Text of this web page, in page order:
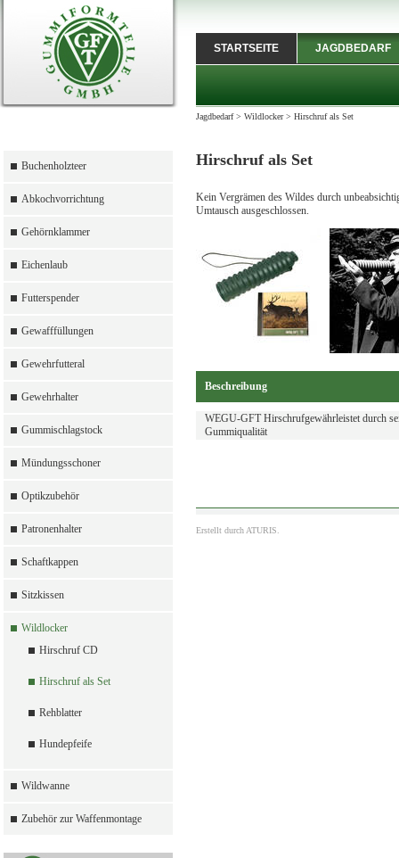
Buchenholzteer
Abkochvorrichtung
Gehörnklammer
Eichenlaub
Futterspender
Gewafffüllungen
Gewehrfutteral
Gewehrhalter
Gummischlagstock
Mündungsschoner
Optikzubehör
Patronenhalter
Schaftkappen
Sitzkissen
Wildlocker
Hirschruf CD
Hirschruf als Set
Rehblatter
Hundepfeife
Wildwanne
Zubehör zur Waffenmontage
STARTSEITE JAGDBEDARF
Jagdbedarf> Wildlocker> Hirschruf als Set
Hirschruf als Set
Kein Vergrämen des Wildes durch
Umtausch ausgeschlossen.
Beschreibung
WEGU-GFT Hirschrufgewährleistet durch
Gummiqualität
Erstellt durch ATURIS.